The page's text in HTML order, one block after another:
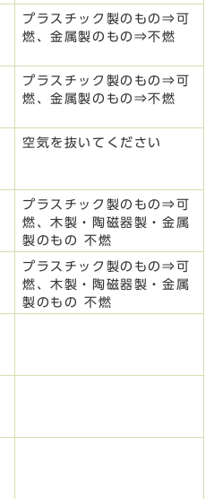
プラスチック製のもの⇒可
燃、金属製のもの⇒不燃
プラスチック製のもの⇒可
燃、金属製のもの⇒不燃
空気を抜いてください
プラスチック製のもの⇒可
燃、木製・陶磁器製・金属
製のもの 不燃
プラスチック製のもの⇒可
燃、木製・陶磁器製・金属
製のもの 不燃